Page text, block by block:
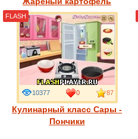
Кулинарный класс Сары -
Пончики
10377 0 87
FLASH